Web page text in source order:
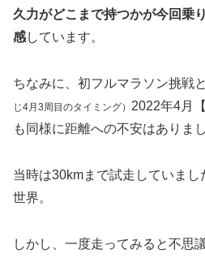
久力がどこまで持つかが今回乗
感しています。
ちなみに、初フルマラソン挑戦
じ4月3周目のタイミング） 2022年4月
も同様に距離への不安はありまし
当時は30kmまで試走していま
世界。
しかし、一度走ってみると不思